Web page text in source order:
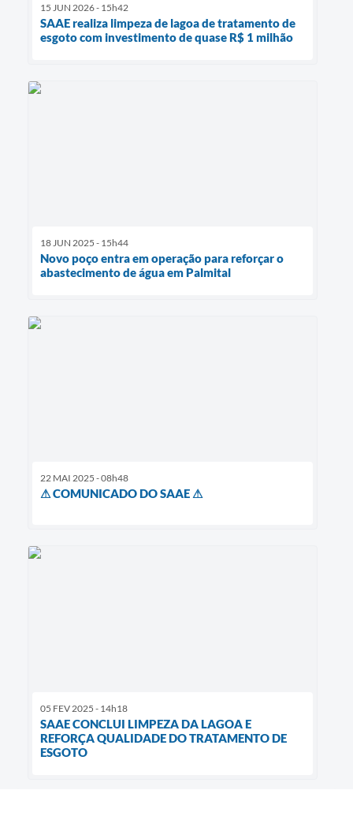
15 JUN 2026 - 15h42
SAAE realiza limpeza de lagoa de tratamento de
esgoto com investimento de quase R$ 1 milhão
18 JUN 2025 - 15h44
Novo poço entra em operação para reforçar o
abastecimento de água em Palmital
22 MAI 2025 - 08h48
⚠ COMUNICADO DO SAAE ⚠
05 FEV 2025 - 14h18
SAAE CONCLUI LIMPEZA DA LAGOA E
REFORÇA QUALIDADE DO TRATAMENTO DE
ESGOTO